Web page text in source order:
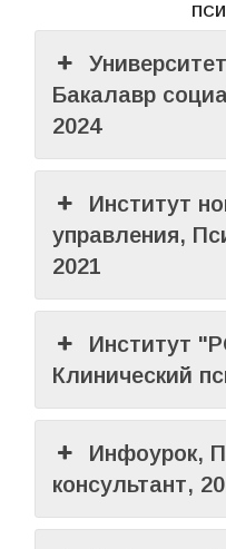
Бакалавр
2024
Институт
управления,
2021
Институт
Клинический
Инфоурок,
консультант,